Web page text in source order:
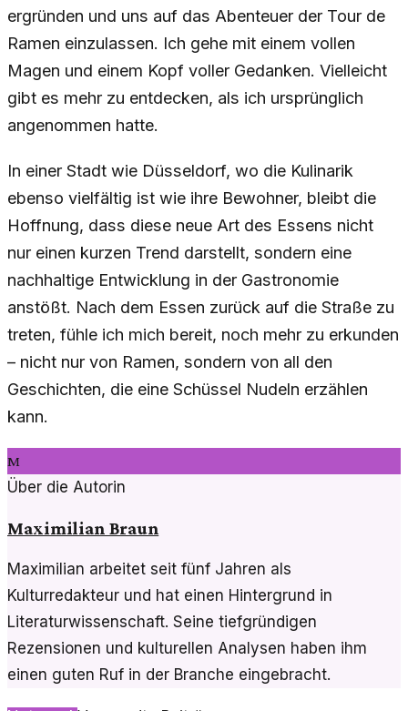
ergründen und uns auf das Abenteuer der Tour de
Ramen einzulassen. Ich gehe mit einem vollen
Magen und einem Kopf voller Gedanken. Vielleicht
gibt es mehr zu entdecken, als ich ursprünglich
angenommen hatte.
In einer Stadt wie Düsseldorf, wo die Kulinarik
ebenso vielfältig ist wie ihre Bewohner, bleibt die
Hoffnung, dass diese neue Art des Essens nicht
nur einen kurzen Trend darstellt, sondern eine
nachhaltige Entwicklung in der Gastronomie
anstößt. Nach dem Essen zurück auf die Straße zu
treten, fühle ich mich bereit, noch mehr zu erkunden
– nicht nur von Ramen, sondern von all den
Geschichten, die eine Schüssel Nudeln erzählen
kann.
M
Über die Autorin
Maximilian Braun
Maximilian arbeitet seit fünf Jahren als
Kulturredakteur und hat einen Hintergrund in
Literaturwissenschaft. Seine tiefgründigen
Rezensionen und kulturellen Analysen haben ihm
einen guten Ruf in der Branche eingebracht.